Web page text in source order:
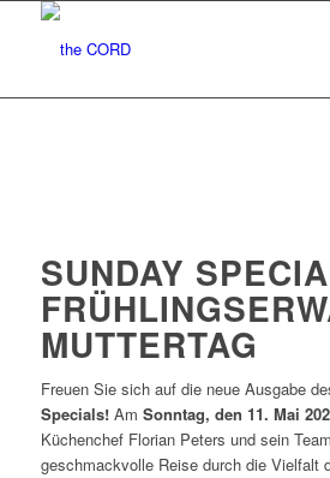
SUNDAY
MUTTERTAG
Freuen Sie sich auf die neue Ausgabe
Specials! Am Sonntag, den 11. Mai
Küchenchef Florian Peters und sein
geschmackvolle Reise durch die Vielfalt